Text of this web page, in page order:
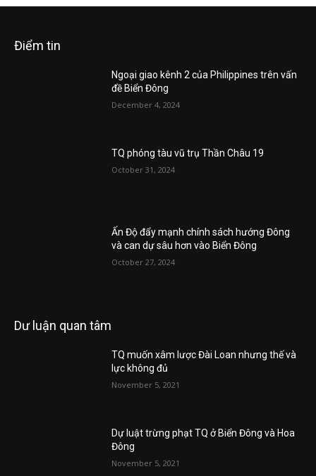
Điểm tin
Ngoại giao kênh 2 của Philippines trên vấn
đề Biển Đông
December 4, 2024
TQ phóng tàu vũ trụ Thần Châu 19
October 31, 2024
Ấn Độ đẩy mạnh chính sách hướng Đông
và can dự sâu hơn vào Biển Đông
October 27, 2024
Dư luận quan tâm
TQ muốn xâm lược Đài Loan nhưng thế và
lực không đủ
November 5, 2021
Dự luật trừng phạt TQ ở Biển Đông và Hoa
Đông
November 5, 2021